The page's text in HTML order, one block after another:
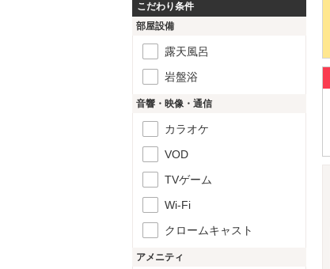
こだわり条件
部屋設備
露天風呂
岩盤浴
音響・映像・通信
カラオケ
VOD
TVゲーム
Wi-Fi
クロームキャスト
アメニティ